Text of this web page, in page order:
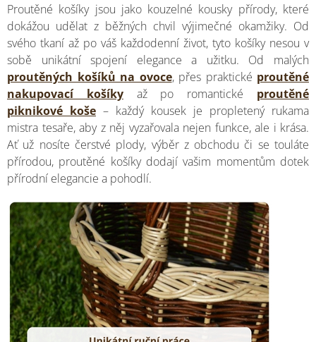
Proutěné košíky jsou jako kouzelné kousky přírody, které
dokážou udělat z běžných chvil výjimečné okamžiky. Od
svého tkaní až po váš každodenní život, tyto košíky nesou v
sobě unikátní spojení elegance a užitku. Od malých
proutěných košíků na ovoce, přes praktické proutěné
nakupovací košíkyaž po romantické proutěné
piknikové koše – každý kousek je propletený rukama
mistra tesaře, aby z něj vyzařovala nejen funkce, ale i krása.
Ať už nosíte čerstvé plody, výběr z obchodu či se touláte
přírodou, proutěné košíky dodají vašim momentům dotek
přírodní elegancie a pohodlí.